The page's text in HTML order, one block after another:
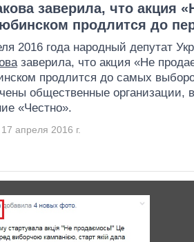
заверила, что акция
продлится до
2016 года народный депутат
заверила, что акция «Не
продлится до самых
общественные организации,
«Честно».
апреля 2016 г.